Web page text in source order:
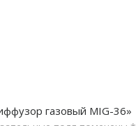
газовый MIG-36»